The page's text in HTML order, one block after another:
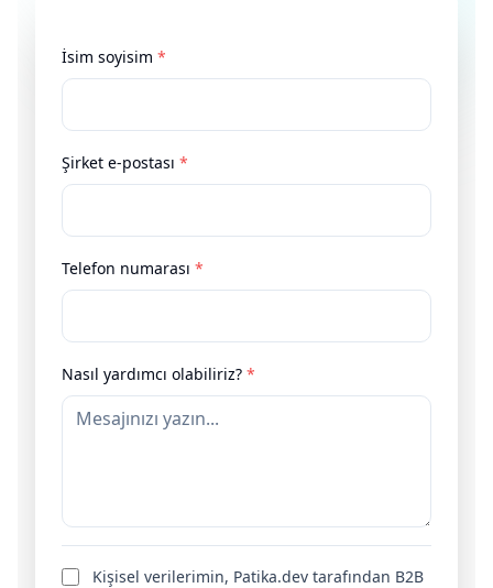
İsim soyisim *
Şirket e-postası *
Telefon numarası *
Nasıl yardımcı olabiliriz? *
Kişisel verilerimin, Patika.dev tarafından B2B